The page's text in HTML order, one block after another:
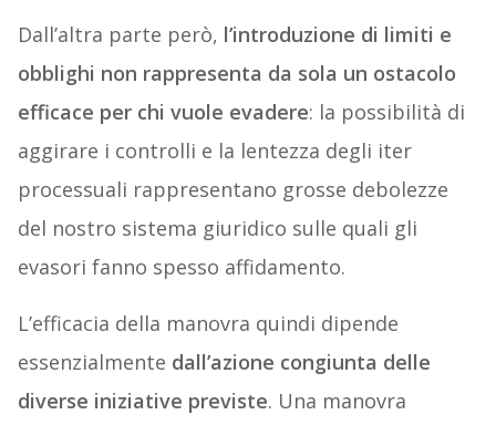
Dall’altra parte però, l’introduzione di limiti e
obblighi non rappresenta da sola un ostacolo
efficace per chi vuole evadere: la possibilità di
aggirare i controlli e la lentezza degli iter
processuali rappresentano grosse debolezze
del nostro sistema giuridico sulle quali gli
evasori fanno spesso affidamento.
L’efficacia della manovra quindi dipende
essenzialmente dall’azione congiunta delle
diverse iniziative previste. Una manovra